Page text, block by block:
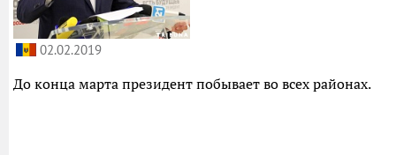
02.02.2019
До конца марта президент побывает во всех районах.